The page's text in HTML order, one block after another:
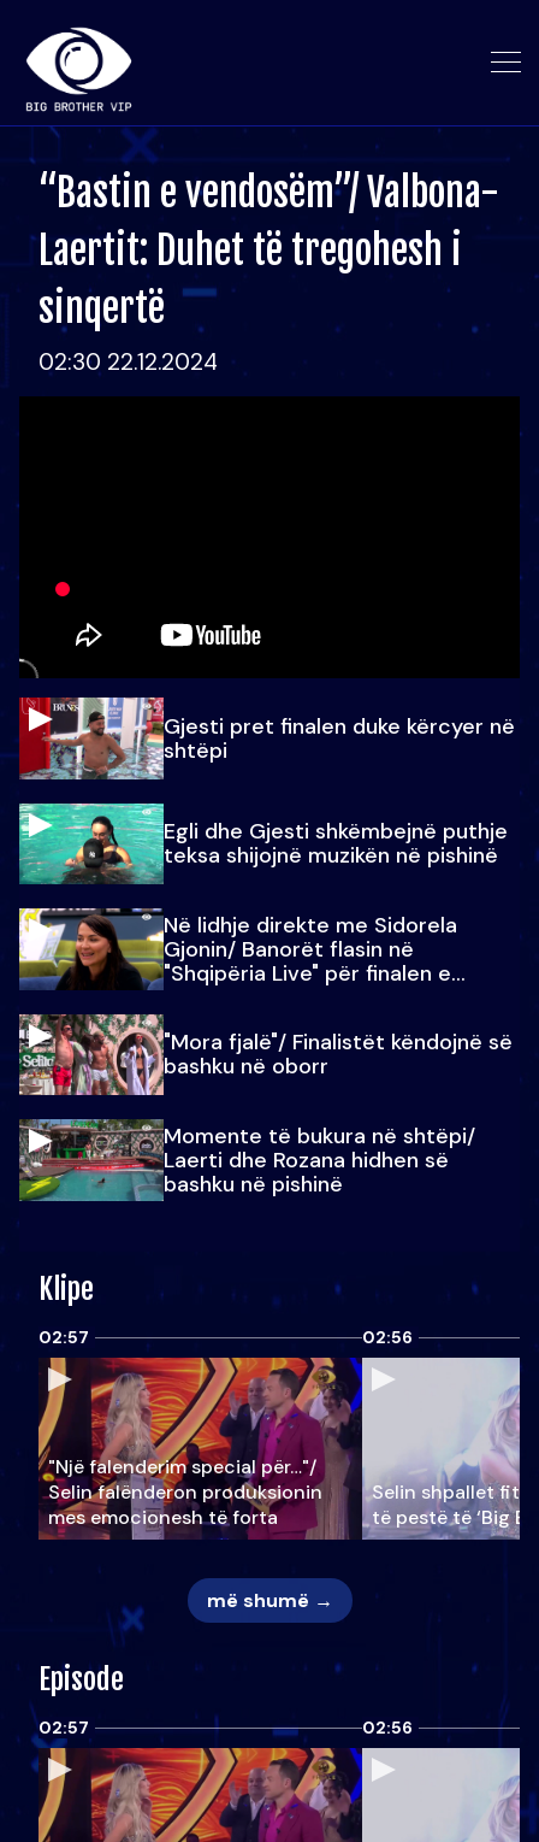
“Bastin e vendosëm”/ Valbona-
Laertit: Duhet të tregohesh i
sinqertë
02:30 22.12.2024
Gjesti pret finalen duke kërcyer në
shtëpi
Egli dhe Gjesti shkëmbejnë puthje
teksa shijojnë muzikën në pishinë
Në lidhje direkte me Sidorela
Gjonin/ Banorët flasin në
"Shqipëria Live" për finalen e
"Mora fjalë"/ Finalistët këndojnë së
bashku në oborr
Momente të bukura në shtëpi/
Laerti dhe Rozana hidhen së
bashku në pishinë
Klipe
02:57
"Një falenderim special për…"/
Selin falënderon produksionin
mes emocionesh të forta
02:56
Selin shpallet
të pestë të ‘Big
më shumë →
Episode
02:57 02:56